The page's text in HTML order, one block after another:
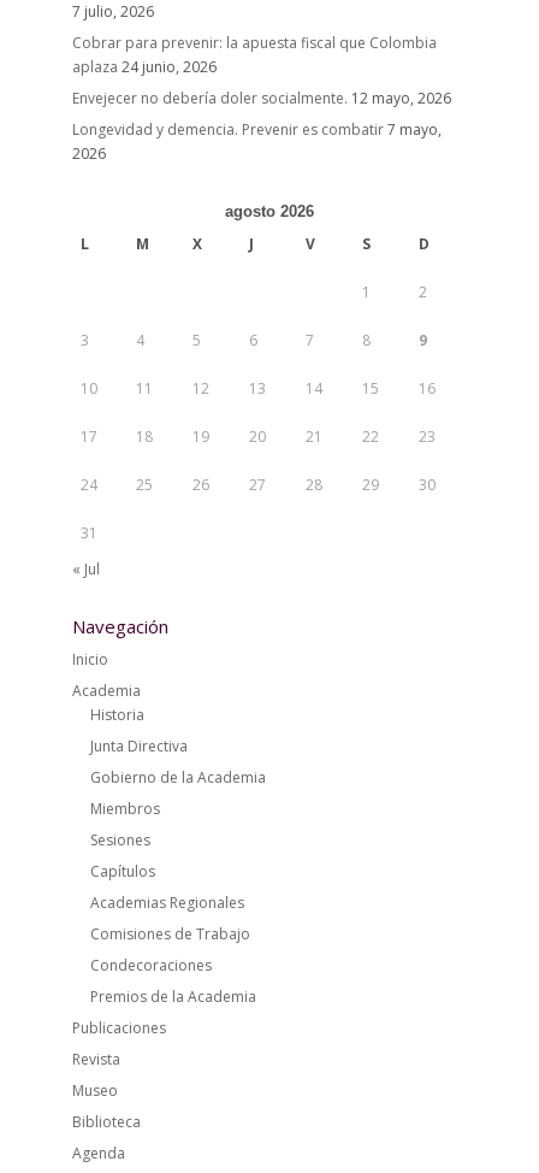
7 julio, 2026
Cobrar para prevenir: la apuesta fiscal que Colombia
aplaza 24 junio, 2026
Envejecer no debería doler socialmente. 12 mayo, 2026
Longevidad y demencia. Prevenir es combatir7 mayo,
2026
agosto 2026
L M X J V S D
1 2
3 4 5 6 7 8 9
10 11 12 13 14 15 16
17 18 19 20 21 22 23
24 25 26 27 28 29 30
31
« Jul
Navegación
Inicio
Academia
Historia
Junta Directiva
Gobierno de la Academia
Miembros
Sesiones
Capítulos
Academias Regionales
Comisiones de Trabajo
Condecoraciones
Premios de la Academia
Publicaciones
Revista
Museo
Biblioteca
Agenda